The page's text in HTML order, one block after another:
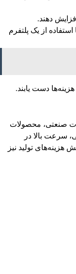
دهند.
از یک پلتفرم
دست یابند.
صنعتی، محصولات
سرعت بالا در
هزینه‌های تولید نیز